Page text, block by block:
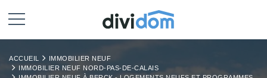
ACCUEIL
IMMOBILIER NEUF
IMMOBILIER NEUF NORD-PAS-DE-CALAIS